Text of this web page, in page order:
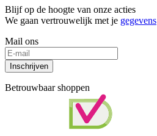
Blijf op de hoogte van onze acties
We gaan vertrouwelijk met je gegevens
Mail ons
Inschrijven
Betrouwbaar shoppen